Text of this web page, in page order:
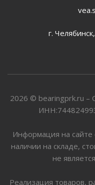
г.
2026 © bearingprk.ru
Информация на сайте
наличии на складе,
не
Реализация товаров,